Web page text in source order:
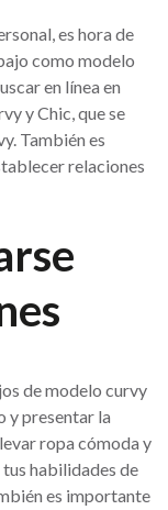
es hora de
como modelo
en línea en
y Chic, que se
También es
relaciones
de modelo curvy
y presentar la
ropa cómoda y
habilidades de
es importante